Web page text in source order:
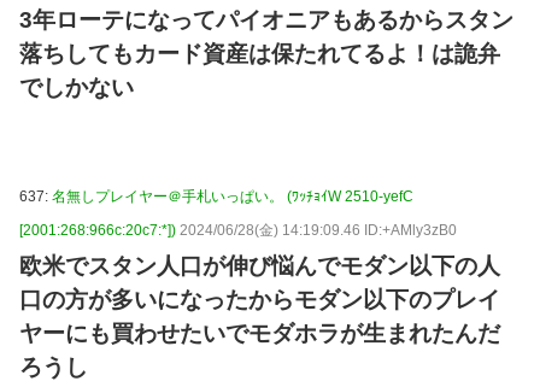
3年ローテになってパイオニアもあるからスタン
落ちしてもカード資産は保たれてるよ！は詭弁
でしかない
637: 名無しプレイヤー＠手札いっぱい。 (ﾜｯﾁｮｲW 2510-yefC
[2001:268:966c:20c7:*]) 2024/06/28(金) 14:19:09.46 ID:+AMly3zB0
欧米でスタン人口が伸び悩んでモダン以下の人
口の方が多いになったからモダン以下のプレイ
ヤーにも買わせたいでモダホラが生まれたんだ
ろうし